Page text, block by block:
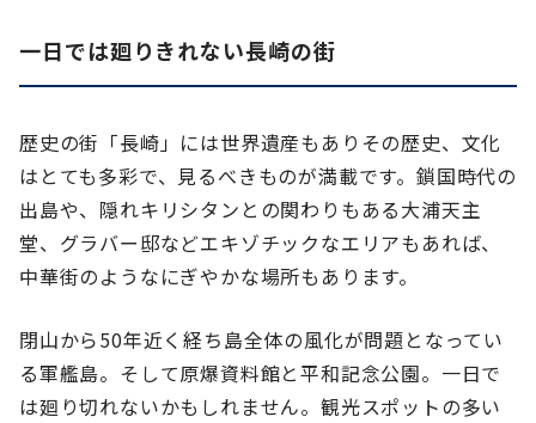
一日では廻りきれない長崎の街
歴史の街「長崎」には世界遺産もありその歴史、文化
はとても多彩で、見るべきものが満載です。鎖国時代の
出島や、隠れキリシタンとの関わりもある大浦天主
堂、グラバー邸などエキゾチックなエリアもあれば、
中華街のようなにぎやかな場所もあります。
閉山から50年近く経ち島全体の風化が問題となってい
る軍艦島。そして原爆資料館と平和記念公園。一日で
は廻り切れないかもしれません。観光スポットの多い